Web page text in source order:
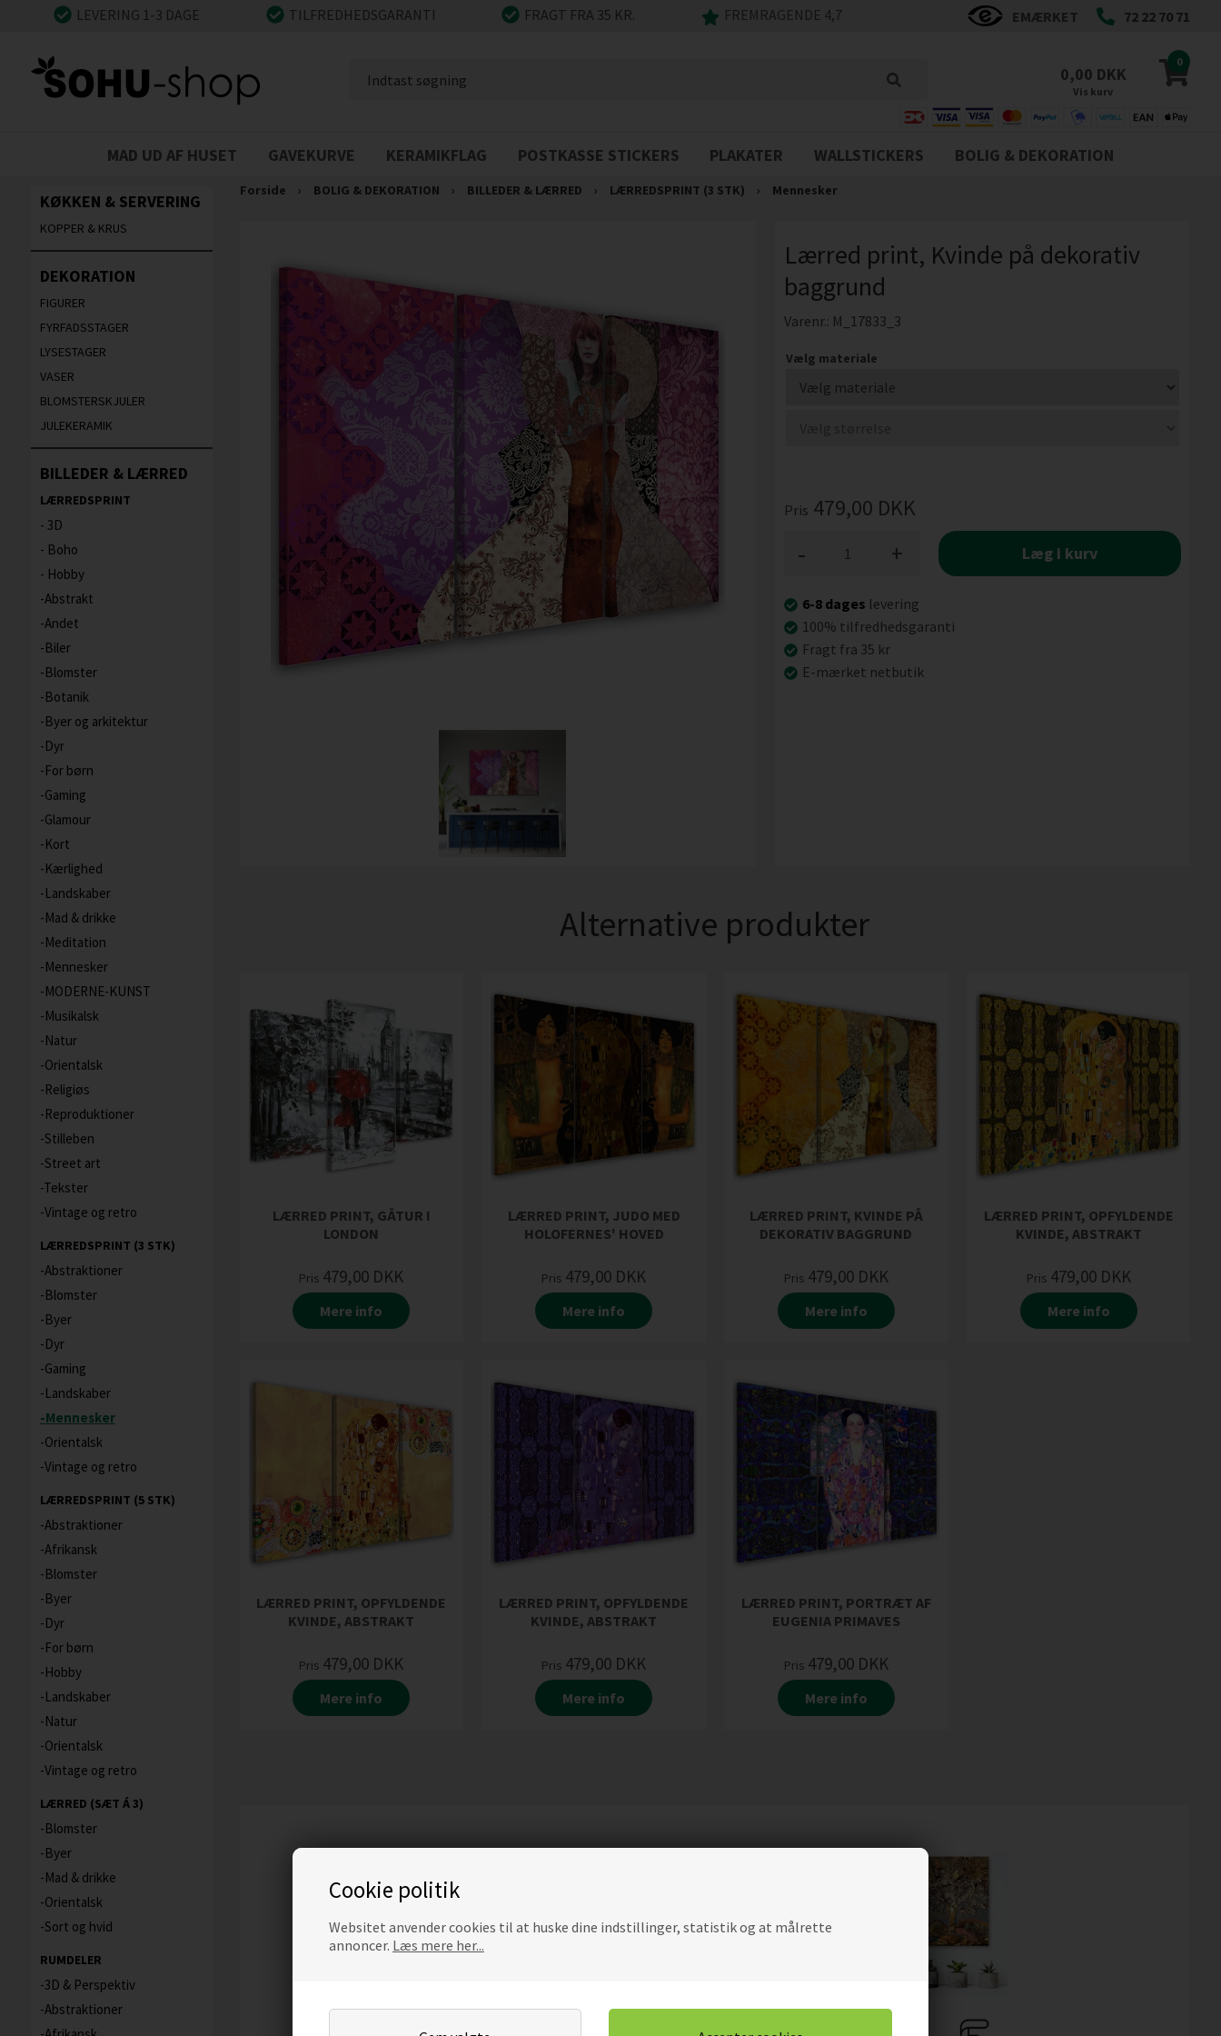
Cookie politik
Websitet anvender cookies til at huske dine indstillinger, statistik og at målrette
annoncer. Læs mere her...
LEVERING 1-3 DAGE TILFREDHEDSGARANTI FRAGT FRA 35 KR. FREMRAGENDE 4,7 EMÆRKET 72 22 70 71
0
0,00 DKK
Vis kurv
MAD UD AF HUSET GAVEKURVE KERAMIKFLAG POSTKASSE STICKERS PLAKATER WALLSTICKERS BOLIG & DEKORATION
KØKKEN & SERVERING
KOPPER & KRUS
DEKORATION
FIGURER
FYRFADSSTAGER
LYSESTAGER
VASER
BLOMSTERSKJULER
JULEKERAMIK
BILLEDER & LÆRRED
LÆRREDSPRINT
3D
Boho
Hobby
Abstrakt
Andet
Biler
Blomster
Botanik
Byer og arkitektur
Dyr
For børn
Gaming
Glamour
Kort
Kærlighed
Landskaber
Mad & drikke
Meditation
Mennesker
MODERNE-KUNST
Musikalsk
Natur
Orientalsk
Religiøs
Reproduktioner
Stilleben
Street art
Tekster
Vintage og retro
LÆRREDSPRINT (3 STK)
Abstraktioner
Blomster
Byer
Dyr
Gaming
Landskaber
Mennesker
Orientalsk
Vintage og retro
LÆRREDSPRINT (5 STK)
Abstraktioner
Afrikansk
Blomster
Byer
Dyr
For børn
Hobby
Landskaber
Natur
Orientalsk
Vintage og retro
LÆRRED (SÆT Á 3)
Blomster
Byer
Mad & drikke
Orientalsk
Sort og hvid
RUMDELER
3D & Perspektiv
Abstraktioner
Forside › BOLIG & DEKORATION › BILLEDER & LÆRRED › LÆRREDSPRINT (3 STK) › Mennesker
Lærred print, Kvinde på dekorativ
baggrund
Varenr.: M_17833_3
Vælg materiale
Pris 479,00 DKK
+
- Læg i kurv
6-8 dages levering
100% tilfredhedsgaranti
Fragt fra 35 kr
E-mærket netbutik
Alternative produkter
LÆRRED PRINT, GÅTUR I
LONDON
Pris 479,00 DKK
Mere info
LÆRRED PRINT, JUDO MED
HOLOFERNES' HOVED
Pris 479,00 DKK
Mere info
LÆRRED PRINT, KVINDE PÅ
DEKORATIV BAGGRUND
Pris 479,00 DKK
Mere info
LÆRRED PRINT, OPFYLDENDE
KVINDE, ABSTRAKT
Pris 479,00 DKK
Mere info
LÆRRED PRINT, OPFYLDENDE
KVINDE, ABSTRAKT
Pris 479,00 DKK
Mere info
LÆRRED PRINT, OPFYLDENDE
KVINDE, ABSTRAKT
Pris 479,00 DKK
Mere info
LÆRRED PRINT, PORTRÆT AF
EUGENIA PRIMAVES
Pris 479,00 DKK
Mere info